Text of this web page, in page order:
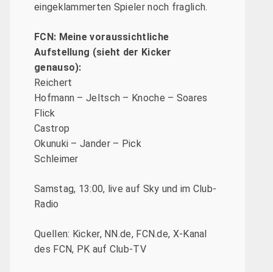
eingeklammerten Spieler noch fraglich.
FCN: Meine voraussichtliche
Aufstellung (sieht der Kicker
genauso):
Reichert
Hofmann – Jeltsch – Knoche – Soares
Flick
Castrop
Okunuki – Jander – Pick
Schleimer
Samstag, 13:00, live auf Sky und im Club-
Radio
Quellen: Kicker, NN.de, FCN.de, X-Kanal
des FCN, PK auf Club-TV